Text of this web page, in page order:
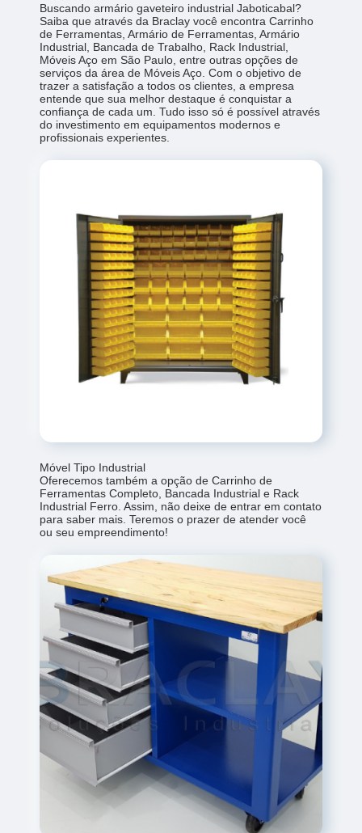
Buscando armário gaveteiro industrial Jaboticabal?
Saiba que através da Braclay você encontra Carrinho
de Ferramentas, Armário de Ferramentas, Armário
Industrial, Bancada de Trabalho, Rack Industrial,
Móveis Aço em São Paulo, entre outras opções de
serviços da área de Móveis Aço. Com o objetivo de
trazer a satisfação a todos os clientes, a empresa
entende que sua melhor destaque é conquistar a
confiança de cada um. Tudo isso só é possível através
do investimento em equipamentos modernos e
profissionais experientes.
Móvel Tipo Industrial
Oferecemos também a opção de Carrinho de
Ferramentas Completo, Bancada Industrial e Rack
Industrial Ferro. Assim, não deixe de entrar em contato
para saber mais. Teremos o prazer de atender você
ou seu empreendimento!